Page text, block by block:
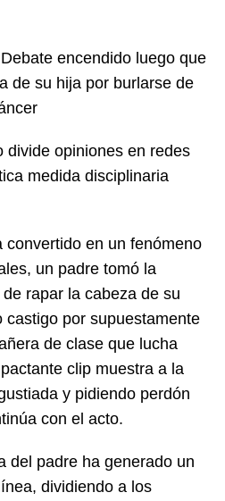
encendido luego que
de su hija por burlarse de
divide opiniones en redes
medida disciplinaria
convertido en un fenómeno
un padre tomó la
rapar la cabeza de su
castigo por supuestamente
de clase que lucha
clip muestra a la
y pidiendo perdón
con el acto.
del padre ha generado un
dividiendo a los